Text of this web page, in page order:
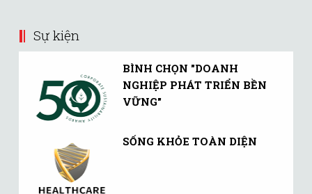
Sự kiện
BÌNH CHỌN "DOANH
NGHIỆP PHÁT TRIỂN BỀN
VỮNG"
SỐNG KHỎE TOÀN DIỆN